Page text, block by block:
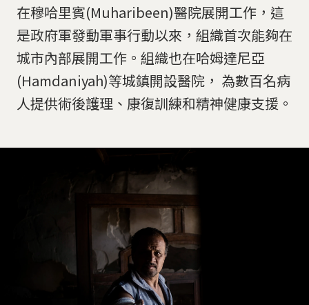
在穆哈里賓(Muharibeen)醫院展開工作，這
是政府軍發動軍事行動以來，組織首次能夠在
城市內部展開工作。組織也在哈姆達尼亞
(Hamdaniyah)等城鎮開設醫院， 為數百名病
人提供術後護理、康復訓練和精神健康支援。